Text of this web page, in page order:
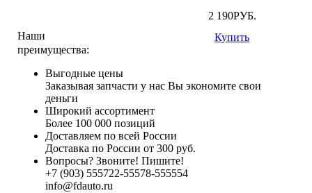
2 190РУБ.
Купить
Наши
преимущества:
Выгодные цены
Заказывая запчасти у нас Вы экономите свои
деньги
Широкий ассортимент
Более 100 000 позиций
Доставляем по всей России
Доставка по России от 300 руб.
Вопросы? Звоните! Пишите!
+7 (903) 555722-55578-555554
info@fdauto.ru